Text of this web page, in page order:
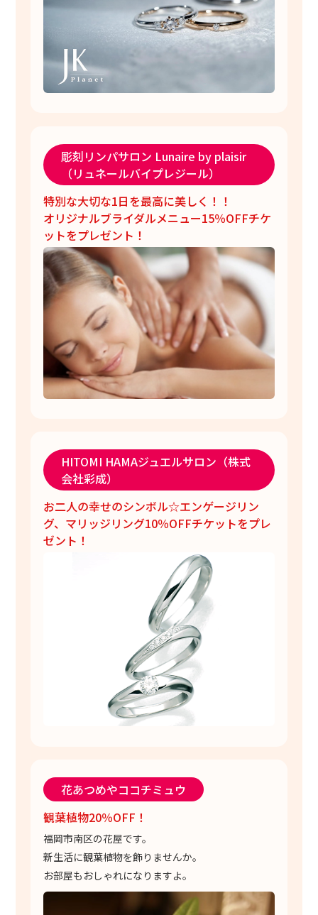
彫刻リンパサロン Lunaire by plaisir
（リュネールバイプレジール）
特別な大切な1日を最高に美しく！！
オリジナルブライダルメニュー15％OFFチケ
ットをプレゼント！
HITOMI HAMAジュエルサロン（株式
会社彩成）
お二人の幸せのシンボル☆エンゲージリン
グ、マリッジリング10％OFFチケットをプレ
ゼント！
花あつめやココチミュウ
観葉植物20％OFF！
福岡市南区の花屋です。
新生活に観葉植物を飾りませんか。
お部屋もおしゃれになりますよ。